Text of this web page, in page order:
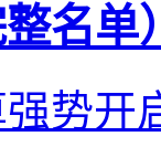
名单
势开